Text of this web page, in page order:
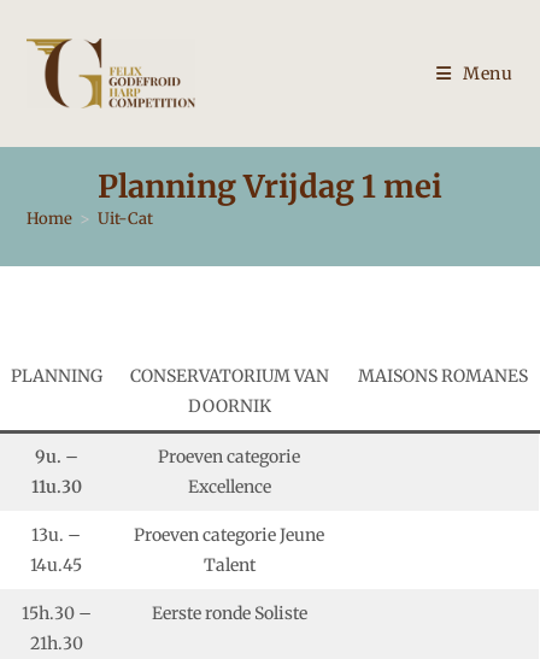
naar
inhoud
Menu
Planning Vrijdag 1 mei
Home > Uit-Cat
PLANNING
CONSERVATORIUM VAN
DOORNIK
MAISONS ROMANES
9u. –
11u.30
Proeven categorie
Excellence
13u. –
14u.45
Proeven categorie Jeune
Talent
15h.30 –
21h.30
Eerste ronde Soliste